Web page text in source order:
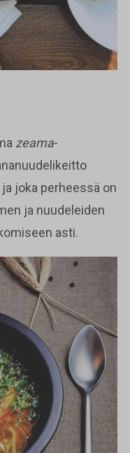
zeama-
joka perheessä on
ja nuudeleiden
asti.